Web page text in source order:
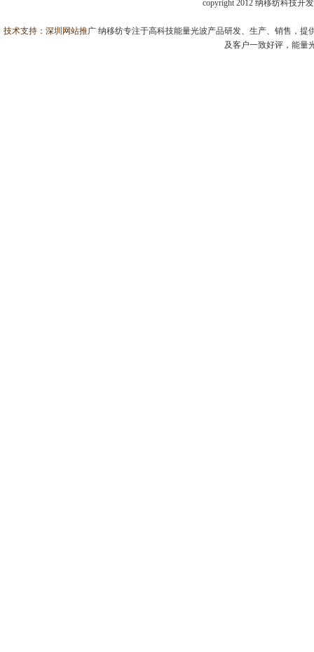
copyright 2012 纳移纺科技开
技术支持： 深圳网站推广 纳移纺专注于高科技能量光波产品研发、生产、销售，
及客户一致好评，能量